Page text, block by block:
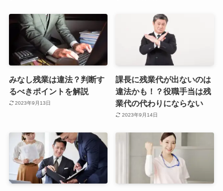
みなし残業は違法？判断す
るべきポイントを解説
2023年9月13日
課長に残業代が出ないのは
違法かも！？役職手当は残
業代の代わりにならない
2023年9月14日